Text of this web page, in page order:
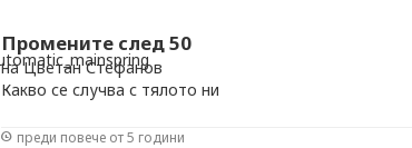
Промените след 50
на Цветан Стефанов
Какво се случва с тялото ни
преди повече от 5 години